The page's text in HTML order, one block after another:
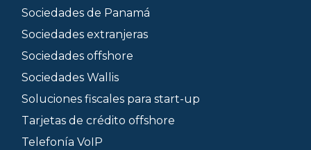
Sociedades de Panamá
Sociedades extranjeras
Sociedades offshore
Sociedades Wallis
Soluciones fiscales para start-up
Tarjetas de crédito offshore
Telefonía VoIP